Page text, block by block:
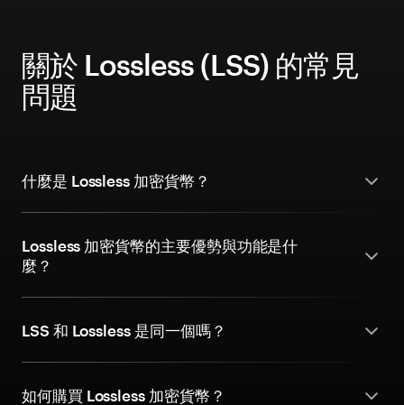
關於 Lossless (LSS) 的常見
問題
什麼是 Lossless 加密貨幣？
Lossless 加密貨幣的主要優勢與功能是什
麼？
LSS 和 Lossless 是同一個嗎？
如何購買 Lossless 加密貨幣？